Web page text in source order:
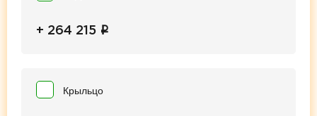
+ 264 215 i
Крыльцо